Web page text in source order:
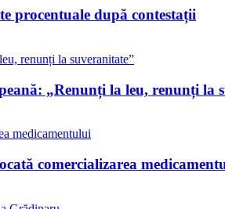
procentuale după contestații
„Renunți la leu, renunți la
comercializarea